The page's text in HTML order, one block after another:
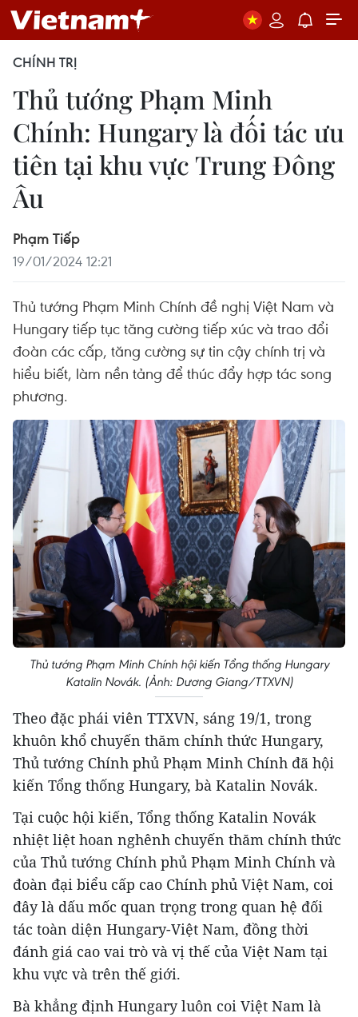
CHÍNH TRỊ
Thủ tướng Phạm Minh
Chính: Hungary là đối tác ưu
tiên tại khu vực Trung Đông
Âu
Phạm Tiếp
19/01/2024 12:21
Thủ tướng Phạm Minh Chính đề nghị Việt Nam và
Hungary tiếp tục tăng cường tiếp xúc và trao đổi
đoàn các cấp, tăng cường sự tin cậy chính trị và
hiểu biết, làm nền tảng để thúc đẩy hợp tác song
phương.
Thủ tướng Phạm Minh Chính hội kiến Tổng thống Hungary
Katalin Novák. (Ảnh: Dương Giang/TTXVN)
Theo đặc phái viên TTXVN, sáng 19/1, trong
khuôn khổ chuyến thăm chính thức Hungary,
Thủ tướng Chính phủ Phạm Minh Chính đã hội
kiến Tổng thống Hungary, bà Katalin Novák.
Tại cuộc hội kiến, Tổng thống Katalin Novák
nhiệt liệt hoan nghênh chuyến thăm chính thức
của Thủ tướng Chính phủ Phạm Minh Chính và
đoàn đại biểu cấp cao Chính phủ Việt Nam, coi
đây là dấu mốc quan trọng trong quan hệ đối
tác toàn diện Hungary-Việt Nam, đồng thời
đánh giá cao vai trò và vị thế của Việt Nam tại
khu vực và trên thế giới.
Bà khẳng định Hungary luôn coi Việt Nam là